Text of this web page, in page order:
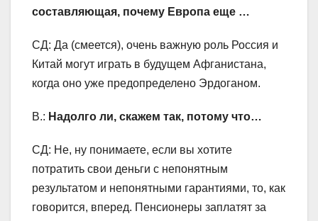
составляющая, почему Европа еще …
СД: Да (смеется), очень важную роль Россия и
Китай могут играть в будущем Афганистана,
когда оно уже предопределено Эрдоганом.
В.: Надолго ли, скажем так, потому что…
СД: Не, ну понимаете, если вы хотите
потратить свои деньги с непонятным
результатом и непонятными гарантиями, то, как
говорится, вперед. Пенсионеры заплатят за